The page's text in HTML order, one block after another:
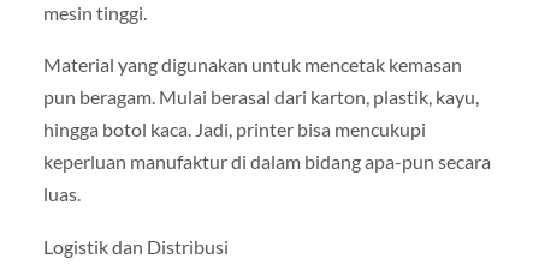
mesin tinggi.
Material yang digunakan untuk mencetak kemasan
pun beragam. Mulai berasal dari karton, plastik, kayu,
hingga botol kaca. Jadi, printer bisa mencukupi
keperluan manufaktur di dalam bidang apa-pun secara
luas.
Logistik dan Distribusi